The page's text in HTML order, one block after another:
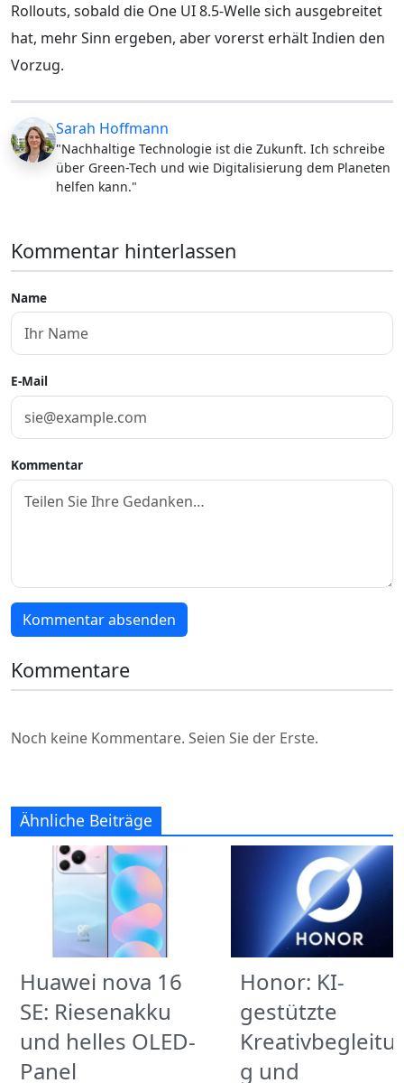
Rollouts, sobald die One UI 8.5-Welle sich ausgebreitet
hat, mehr Sinn ergeben, aber vorerst erhält Indien den
Vorzug.
Sarah Hoffmann
"Nachhaltige Technologie ist die Zukunft. Ich schreibe
über Green-Tech und wie Digitalisierung dem Planeten
helfen kann."
Kommentar hinterlassen
Name
E-Mail
Kommentar
Kommentar absenden
Kommentare
Noch keine Kommentare. Seien Sie der Erste.
Ähnliche Beiträge
Huawei nova 16
SE: Riesenakku
und helles OLED-
Panel
Honor: KI-
gestützte
g und